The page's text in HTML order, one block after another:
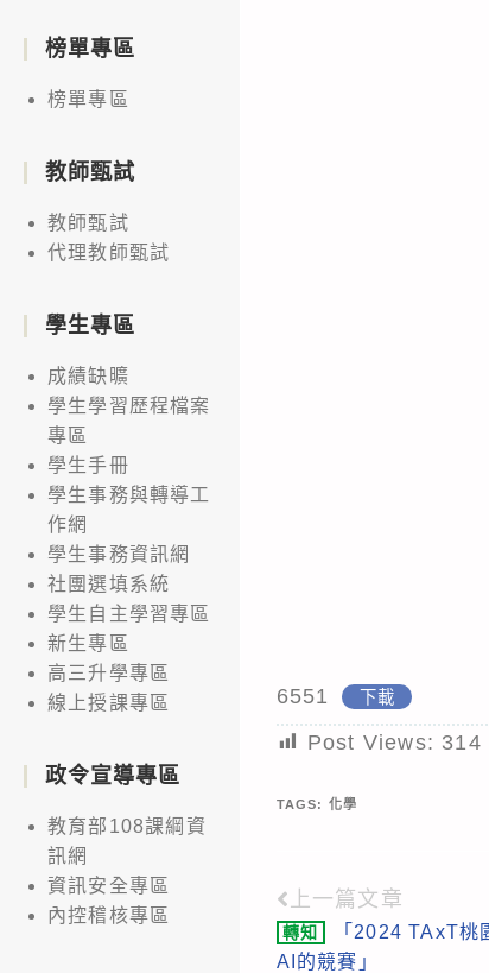
6551 下載
Post Views: 314
TAGS: 化學
Read
more
上一篇文章
轉知
「2024 TAxT桃
AI的競賽」
榜單專區
榜單專區
教師甄試
教師甄試
代理教師甄試
學生專區
成績缺曠
學生學習歷程檔案
專區
學生手冊
學生事務與轉導工
作網
學生事務資訊網
社團選填系統
學生自主學習專區
新生專區
高三升學專區
線上授課專區
政令宣導專區
教育部108課綱資
訊網
資訊安全專區
內控稽核專區